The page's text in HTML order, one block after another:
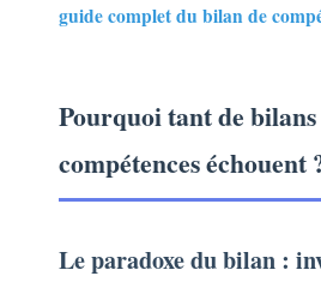
guide complet du bilan de
Pourquoi tant de bilans
compétences échouent
Le paradoxe du bilan :